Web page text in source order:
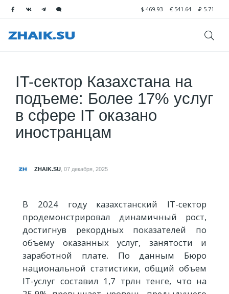
$ 469.93 € 541.64 ₽ 5.71
IT-сектор Казахстана на
подъеме: Более 17% услуг
в сфере IT оказано
иностранцам
ZHAIK.SU 07 декабря, 2025
В 2024 году казахстанский IT-сектор
продемонстрировал динамичный рост,
достигнув рекордных показателей по
объему оказанных услуг, занятости и
заработной плате. По данным Бюро
национальной статистики, общий объем
IT-услуг составил 1,7 трлн тенге, что на